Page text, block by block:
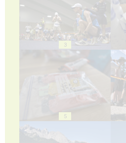
3
5